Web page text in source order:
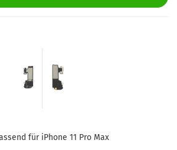
für iPho­ne 11 Pro Max